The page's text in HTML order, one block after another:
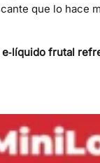
que lo hace
e‑líquido frutal